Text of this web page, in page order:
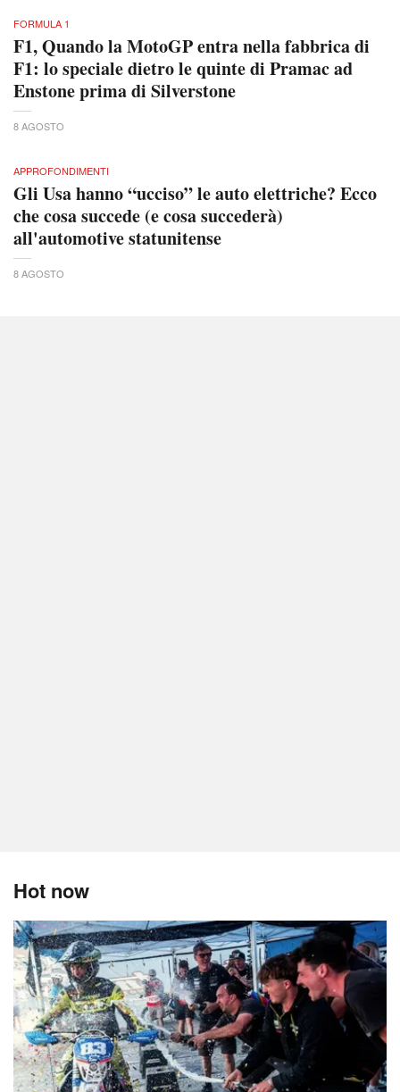
FORMULA 1
F1, Quando la MotoGP entra nella fabbrica di
F1: lo speciale dietro le quinte di Pramac ad
Enstone prima di Silverstone
8 AGOSTO
APPROFONDIMENTI
Gli Usa hanno “ucciso” le auto elettriche? Ecco
che cosa succede (e cosa succederà)
all'automotive statunitense
8 AGOSTO
Hot now